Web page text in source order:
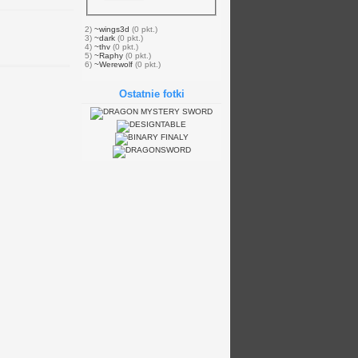
2) ~wings3d (0 pkt.)
3) ~dark (0 pkt.)
4) ~thv (0 pkt.)
5) ~Raphy (0 pkt.)
6) ~Werewolf (0 pkt.)
Ostatnie fotki